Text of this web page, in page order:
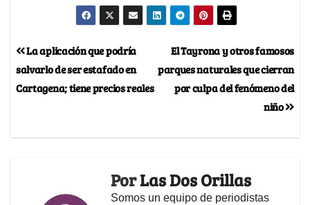
El Tayrona y otros famosos
parques naturales que cierran
por culpa del fenómeno del
niño
La aplicación que podría
salvarlo de ser estafado en
Cartagena; tiene precios reales
PorLas Dos Orillas
Somos un equipo de periodistas